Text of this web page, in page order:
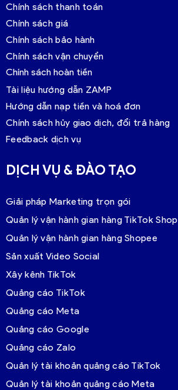
Chính sách thanh toán
Chính sách giá
Chính sách bảo hành
Chính sách vận chuyển
Chính sách hoàn tiền
Tài liệu hướng dẫn ZAMP
Hướng dẫn nạp tiền và hoá đơn
Chính sách hủy giao dịch, đổi trả hàng
Feedback dịch vụ
DỊCH VỤ & ĐÀO TẠO
Giải pháp Marketing trọn gói
Quản lý vận hành gian hàng TikTok Shop
Quản lý vận hành gian hàng Shopee
Sản xuất Video Social
Xây kênh TikTok
Quảng cáo TikTok
Quảng cáo Meta
Quảng cáo Google
Quảng cáo Zalo
Quản lý tài khoản quảng cáo TikTok
Quản lý tài khoản quảng cáo Meta